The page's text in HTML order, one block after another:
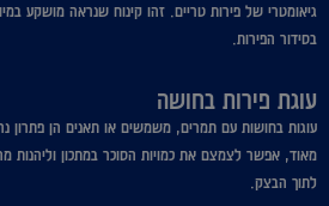
גיאומטרי של פירות טריים. זהו קינוח שנראה מושקע
בסידור הפירות.
עוגת פירות בחושה
עוגות בחושות עם תמרים, משמשים או תאנים הן פתרון
מאוד, אפשר לצמצם את כמויות הסוכר במתכון
לתוך הבצק.